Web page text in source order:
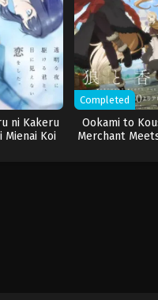
ni Kakeru
Mienai Koi
Completed
Ookami to
Merchant